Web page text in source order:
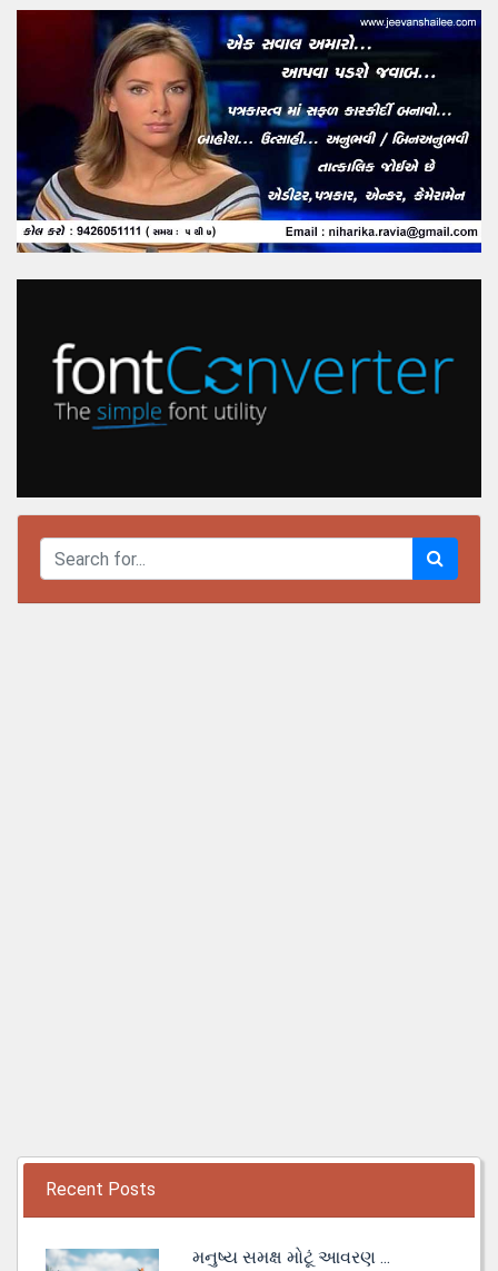
Recent Posts
મનુષ્ય સમક્ષ મોટૂં આવરણ ...